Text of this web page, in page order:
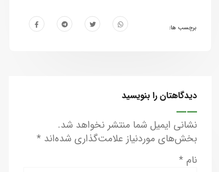
برچسب ها:
دیدگاهتان را بنویسید
نشانی ایمیل شما منتشر نخواهد شد.
بخش‌های موردنیاز علامت‌گذاری شده‌اند *
نام *